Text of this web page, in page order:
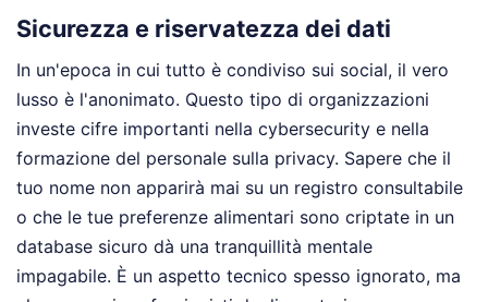
Sicurezza e riservatezza dei dati
In un'epoca in cui tutto è condiviso sui social, il vero
lusso è l'anonimato. Questo tipo di organizzazioni
investe cifre importanti nella cybersecurity e nella
formazione del personale sulla privacy. Sapere che il
tuo nome non apparirà mai su un registro consultabile
o che le tue preferenze alimentari sono criptate in un
database sicuro dà una tranquillità mentale
impagabile. È un aspetto tecnico spesso ignorato, ma